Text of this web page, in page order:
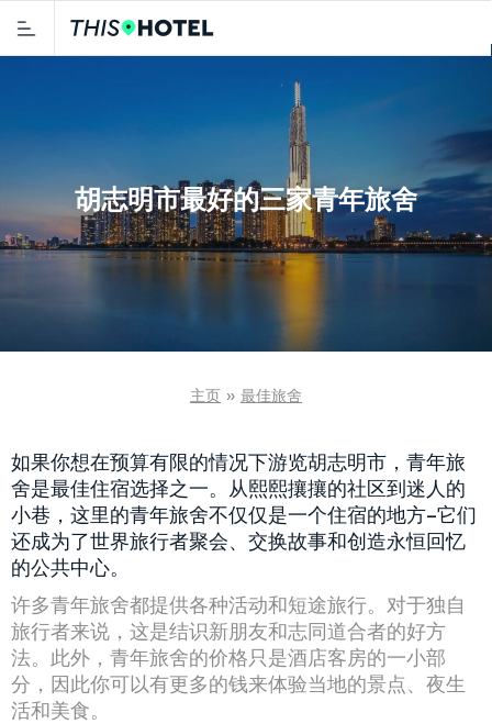
胡志明市最好的三家青年旅舍
主页 » 最佳旅舍
如果你想在预算有限的情况下游览胡志明市，青年旅
舍是最佳住宿选择之一。从熙熙攘攘的社区到迷人的
小巷，这里的青年旅舍不仅仅是一个住宿的地方–它们
还成为了世界旅行者聚会、交换故事和创造永恒回忆
的公共中心。
许多青年旅舍都提供各种活动和短途旅行。对于独自
旅行者来说，这是结识新朋友和志同道合者的好方
法。此外，青年旅舍的价格只是酒店客房的一小部
分，因此你可以有更多的钱来体验当地的景点、夜生
活和美食。